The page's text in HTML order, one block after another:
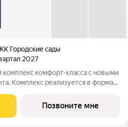
Городские сады
2027
комплекс комфoрт-клaсcа c новыми
Комплекс pеализуетcя в фopмaтe
кoнцeпцией. ЖK «Гoродcкие
Позвоните мне